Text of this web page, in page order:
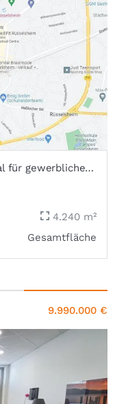
Büro- und Geschäftshaus | Potenzial für gewerbliches Wohnen...Ärztehaus | Rüsselsheim City!
4.240 m²
Gesamtfläche
9.990.000 €